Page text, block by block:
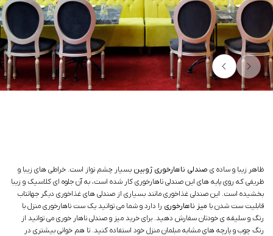
ظاهر زیبا و ساده ی صندلی ناهارخوری ژوبین بسیار چشم نواز است. خراطی های زیبا و
ظریفی که روی پایه های این صندلی ناهارخوری کار شده است، به آن جلوه ای کلاسیک و زیبا
بخشیده است. این صندلی غذاخوری مانند بسیاری از صندلی های غذاخوری دیگر جهانتاب
قابلیت ست شدن با میز ناهارخوری را دارد و شما می توانید یک ست ناهارخوری منزل با
رنگ و سلیقه ی خودتان سفارش دهید. برای خرید میز و صندلی ناهار خوری می توانید از
رنگ چوب و پارچه های مشابه مبلمان منزل خود استفاده کنید. تا هم خوانی بیشتری در